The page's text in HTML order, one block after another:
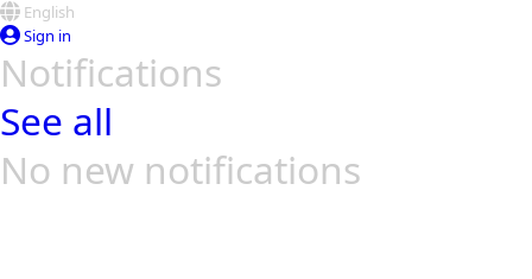
English
Sign in
Notifications
See all
No new notifications